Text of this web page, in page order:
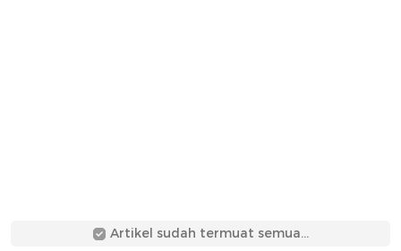
Artikel sudah termuat semua...